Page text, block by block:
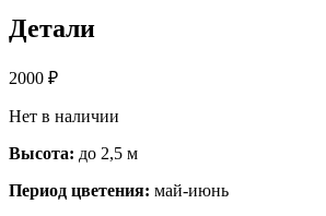
Детали
2000 ₽
Нет в наличии
Высота: до 2,5 м
Период цветения: май-июнь